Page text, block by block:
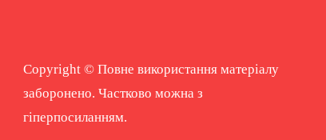
Copyright © Повне використання матеріалу
заборонено. Частково можна з
гіперпосиланням.